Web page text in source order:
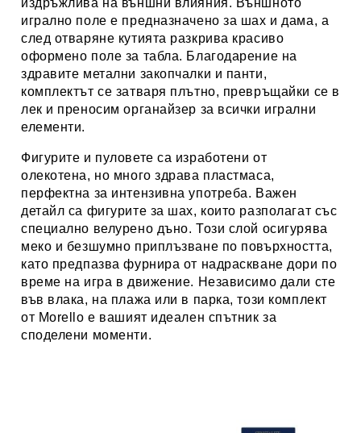
издръжлива на външни влияния. Външното
игрално поле е предназначено за шах и дама, а
след отваряне кутията разкрива красиво
оформено поле за табла. Благодарение на
здравите метални закопчалки и панти,
комплектът се затваря плътно, превръщайки се в
лек и преносим органайзер за всички игрални
елементи.
Фигурите и пуловете са изработени от
олекотена, но много здрава пластмаса,
перфектна за интензивна употреба. Важен
детайл са фигурите за шах, които разполагат със
специално велурено дъно. Този слой осигурява
меко и безшумно приплъзване по повърхността,
като предпазва фурнира от надраскване дори по
време на игра в движение. Независимо дали сте
във влака, на плажа или в парка, този комплект
от Morello е вашият идеален спътник за
споделени моменти.